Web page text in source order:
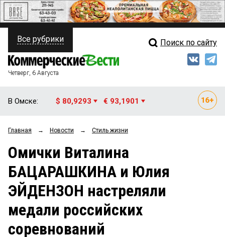
ПОЛИТИКА
ФИНАНСЫ
ОБЩЕСТВО
ЗАКОН
НОВОСТИ КОМПАНИЙ
СТИЛЬ ЖИЗНИ
Свежий выпуск
Блоги
Архив
Все рубрики Поиск по сайту
Четверг, 6 Августа
В Омске: $ 80,9293 € 93,1901
Главная → Новости → Стиль жизни
Омички Виталина
БАЦАРАШКИНА и Юлия
ЭЙДЕНЗОН настреляли
медали российских
соревнований